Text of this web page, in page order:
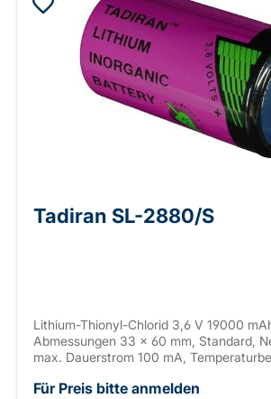
Tadiran SL-2880/S
Lithium-Thionyl-Chlorid 3,6 V 19000
Abmessungen 33 x 60 mm, Standard,
max. Dauerstrom 100 mA,
Für Preis bitte anmelden